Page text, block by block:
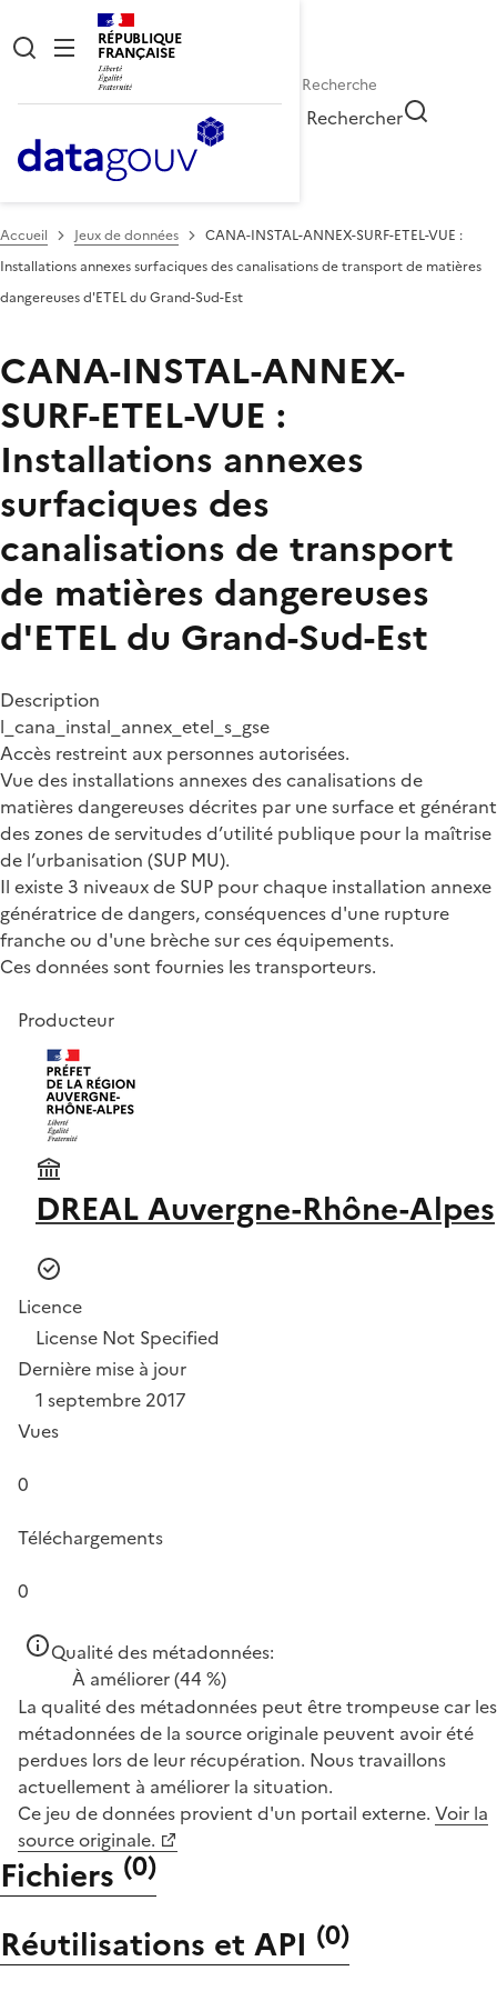
RÉPUBLIQUE
FRANÇAISE
Rechercher
Accueil Jeux de données
CANA-INSTAL-ANNEX-SURF-ETEL-VUE :
Installations annexes surfaciques des canalisations de transport de matières
dangereuses d'ETEL du Grand-Sud-Est
CANA-INSTAL-ANNEX-
SURF-ETEL-VUE :
Installations annexes
surfaciques des
canalisations de transport
de matières dangereuses
d'ETEL du Grand-Sud-Est
Description
l_cana_instal_annex_etel_s_gse
Accès restreint aux personnes autorisées.
Vue des installations annexes des canalisations de
matières dangereuses décrites par une surface et générant
des zones de servitudes d’utilité publique pour la maîtrise
de l’urbanisation (SUP MU).
Il existe 3 niveaux de SUP pour chaque installation annexe
génératrice de dangers, conséquences d'une rupture
franche ou d'une brèche sur ces équipements.
Ces données sont fournies les transporteurs.
Producteur
DREAL Auvergne-Rhône-Alpes
Licence
License Not Specified
Dernière mise à jour
1 septembre 2017
Vues
0
Téléchargements
0
Qualité des métadonnées:
À améliorer(44 %)
La qualité des métadonnées peut être trompeuse car les
métadonnées de la source originale peuvent avoir été
perdues lors de leur récupération. Nous travaillons
actuellement à améliorer la situation.
Ce jeu de données provient d'un portail externe. Voir la
source originale.
Fichiers (0)
Réutilisations et API (0)